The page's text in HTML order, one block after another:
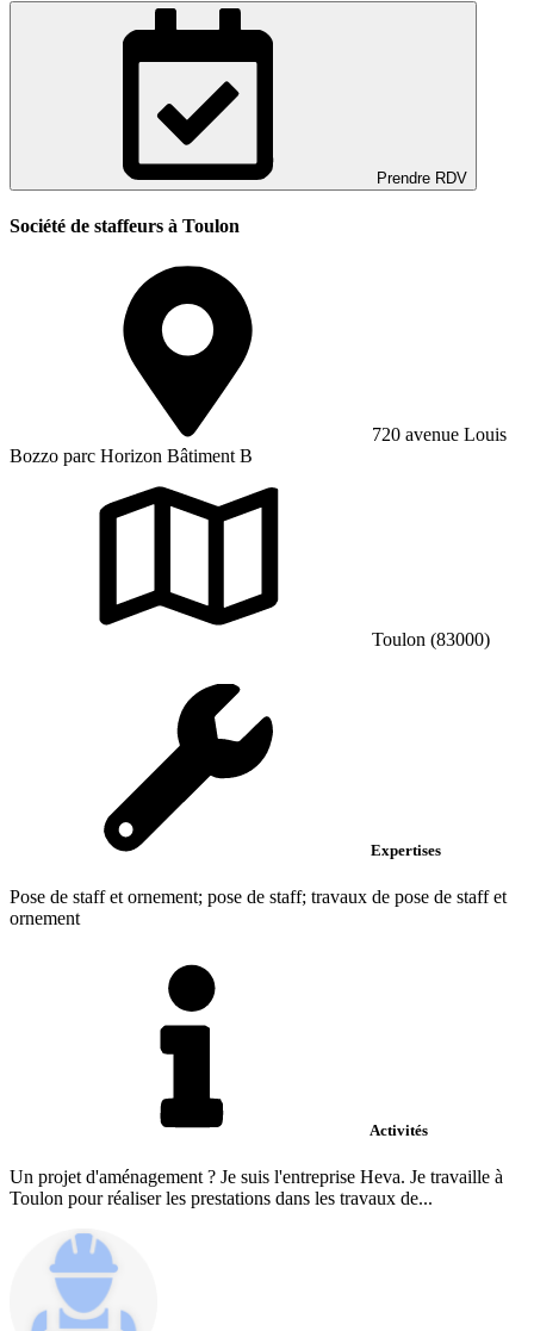
Prendre RDV
Société de staffeurs à Toulon
720 avenue Louis
Bozzo parc Horizon Bâtiment B
Toulon (83000)
Expertises
Pose de staff et ornement; pose de staff; travaux de pose de staff et
ornement
Activités
Un projet d'aménagement ? Je suis l'entreprise Heva. Je travaille à
Toulon pour réaliser les prestations dans les travaux de...